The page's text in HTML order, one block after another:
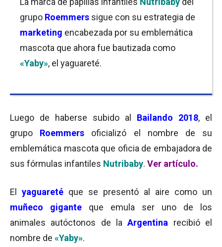
grupo Roemmers sigue con su estrategia de
marketing encabezada por su emblemática
mascota que ahora fue bautizada como
«Yaby», el yaguareté.
Luego de haberse subido al Bailando 2018, el
grupo Roemmers oficializó el nombre de su
emblemática mascota que oficia de embajadora de
sus fórmulas infantiles Nutribaby. Ver artículo.
El yaguareté que se presentó al aire como un
muñeco gigante
que emula ser uno de los
animales autóctonos de laArgentina recibió el
nombre de «Yaby».